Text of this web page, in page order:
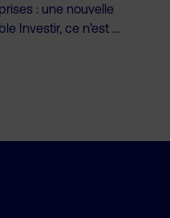
: une nouvelle
Investir, ce n’est ...